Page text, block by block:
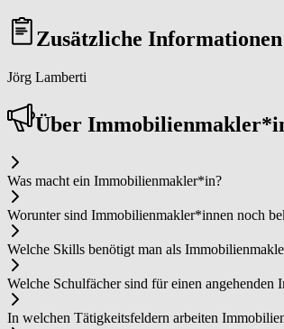
Zusätzliche Informationen
Jörg Lamberti
Über
Was macht ein Im­mo­bi­li­en­mak­ler*in?
Worunter sind Im­mo­bi­li­en­mak­ler*in­nen noch
Welche Skills benötigt man als
Welche Schulfächer sind für einen
In welchen Tätigkeitsfeldern arbeiten